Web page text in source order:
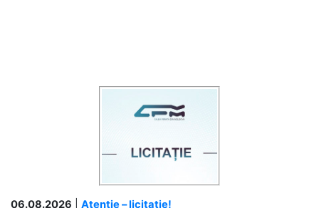
06.08.2026
Atenție – licitație!